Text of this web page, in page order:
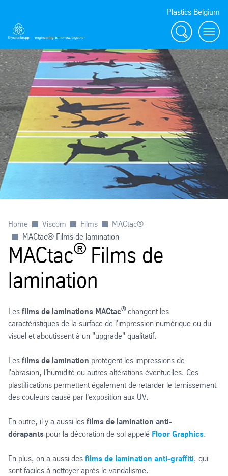
Plastics Belgium
Rechercher
Menu
Home Viscom Films
MACtac®
MACtac® Films de lamination
MACtac® Films de
lamination
Les films de laminations MACtac® changent les
caractéristiques de la surface de l'impression numérique ou du
visuel et aboutissent à un "upgrade" qualitatif.
Les films de lamination protègent les impressions de
l'abrasion, l'humidité ou autres altérations éventuelles. Ces
plastifications permettent également de retarder le ternissement
des couleurs causé par l'exposition aux UV.
En outre, il y a aussi les films de lamination anti-
dérapants pour la décoration de sol appelé Floor Graphics.
En plus, on a aussi des films de lamination anti-graffiti, qui
sont faciles à nettoyer après le vandalisme.